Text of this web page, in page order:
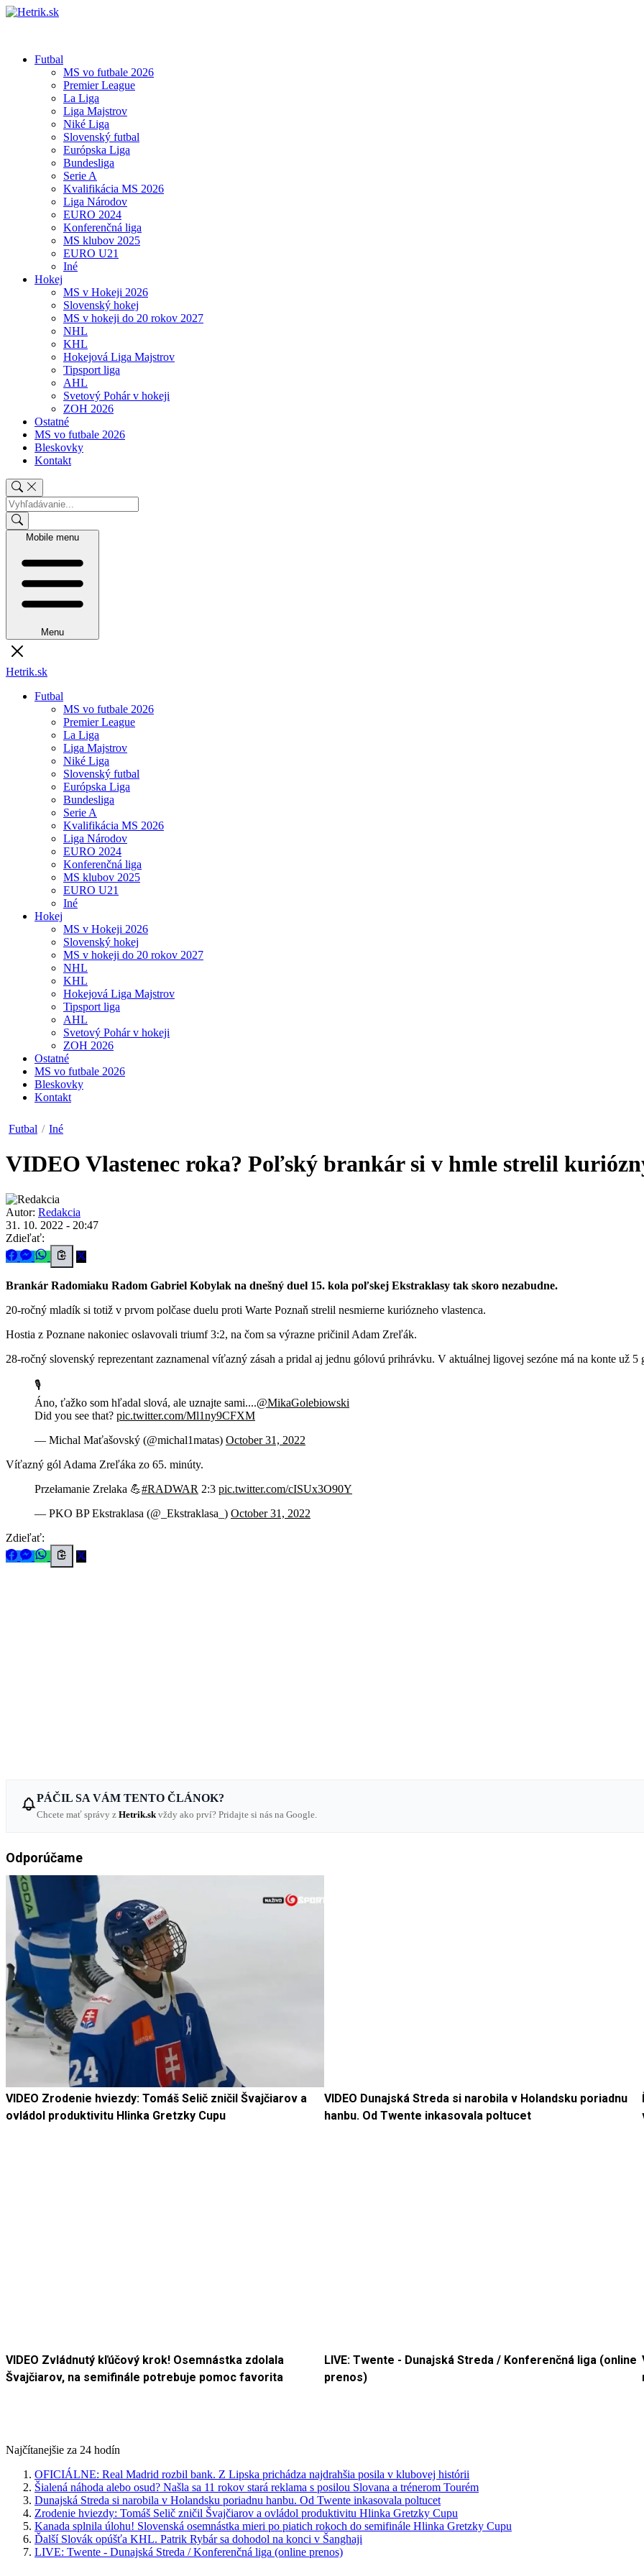
Futbal
MS vo futbale 2026
Premier League
La Liga
Liga Majstrov
Niké Liga
Slovenský futbal
Európska Liga
Bundesliga
Serie A
Kvalifikácia MS 2026
Liga Národov
EURO 2024
Konferenčná liga
MS klubov 2025
EURO U21
Iné
Hokej
MS v Hokeji 2026
Slovenský hokej
MS v hokeji do 20 rokov 2027
NHL
KHL
Hokejová Liga Majstrov
Tipsport liga
AHL
Svetový Pohár v hokeji
ZOH 2026
Ostatné
MS vo futbale 2026
Bleskovky
Kontakt
Mobile menu
Menu
Hetrik.sk
Futbal
MS vo futbale 2026
Premier League
La Liga
Liga Majstrov
Niké Liga
Slovenský futbal
Európska Liga
Bundesliga
Serie A
Kvalifikácia MS 2026
Liga Národov
EURO 2024
Konferenčná liga
MS klubov 2025
EURO U21
Iné
Hokej
MS v Hokeji 2026
Slovenský hokej
MS v hokeji do 20 rokov 2027
NHL
KHL
Hokejová Liga Majstrov
Tipsport liga
AHL
Svetový Pohár v hokeji
ZOH 2026
Ostatné
MS vo futbale 2026
Bleskovky
Kontakt
Futbal / Iné
VIDEO Vlastenec roka? Poľský brankár si v hmle strelil
Autor: Redakcia
31. 10. 2022 - 20:47
Zdieľať:
Brankár Radomiaku Radom Gabriel Kobylak na dnešný duel 15. kola poľskej Ekstraklasy tak skoro nezabudne.
20-ročný mladík si totiž v prvom polčase duelu proti Warte Poznaň strelil nesmierne kuriózneho vlastenca.
Hostia z Poznane nakoniec oslavovali triumf 3:2, na čom sa výrazne pričinil Adam Zreľák.
28-ročný slovenský reprezentant zaznamenal víťazný zásah a pridal aj jednu gólovú prihrávku. V aktuálnej ligovej sezóne má na konte už 5
🎙️
Áno, ťažko som hľadal slová, ale uznajte sami....@MikaGolebiowski
Did you see that? pic.twitter.com/Ml1ny9CFXM
— Michal Maťašovský (@michal1matas) October 31, 2022
Víťazný gól Adama Zreľáka zo 65. minúty.
Przełamanie Zrelaka 💪#RADWAR 2:3 pic.twitter.com/cISUx3O90Y
— PKO BP Ekstraklasa (@_Ekstraklasa_) October 31, 2022
Zdieľať:
PÁČIL SA VÁM TENTO ČLÁNOK?
Chcete mať správy z Hetrik.sk vždy ako prví? Pridajte si nás na Google.
Odporúčame
VIDEO Zrodenie hviezdy: Tomáš Selič zničil Švajčiarov a
ovládol produktivitu Hlinka Gretzky Cupu
VIDEO Dunajská Streda si narobila v Holandsku poriadnu
hanbu. Od Twente inkasovala poltucet
VIDEO Zvládnutý kľúčový krok! Osemnástka zdolala
Švajčiarov, na semifinále potrebuje pomoc favorita
LIVE: Twente - Dunajská Streda / Konferenčná liga (online
prenos)
Najčítanejšie za 24 hodín
OFICIÁLNE: Real Madrid rozbil bank. Z Lipska prichádza najdrahšia posila v klubovej histórii
Šialená náhoda alebo osud? Našla sa 11 rokov stará reklama s posilou Slovana a trénerom Tourém
Dunajská Streda si narobila v Holandsku poriadnu hanbu. Od Twente inkasovala poltucet
Zrodenie hviezdy: Tomáš Selič zničil Švajčiarov a ovládol produktivitu Hlinka Gretzky Cupu
Kanada splnila úlohu! Slovenská osemnástka mieri po piatich rokoch do semifinále Hlinka Gretzky Cupu
Ďalší Slovák opúšťa KHL. Patrik Rybár sa dohodol na konci v Šanghaji
LIVE: Twente - Dunajská Streda / Konferenčná liga (online prenos)